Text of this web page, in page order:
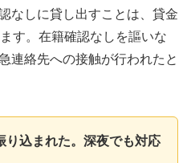
なしに貸し出すことは、貸金
す。在籍確認なしを謳いな
連絡先への接触が行われたと
り込まれた。深夜でも対応